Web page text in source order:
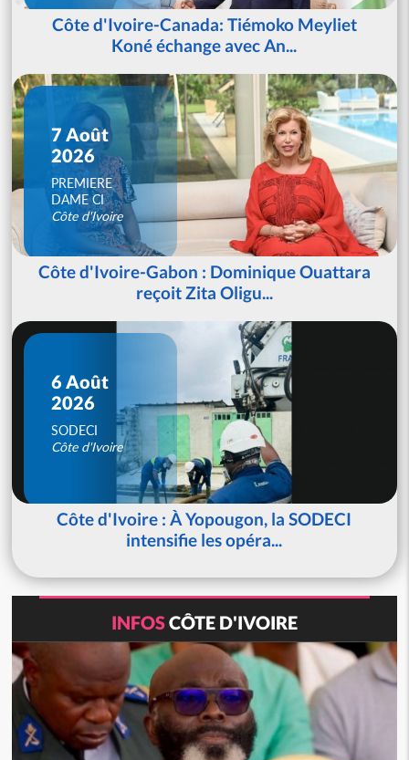
Côte d'Ivoire-Canada: Tiémoko Meyliet
Koné échange avec An...
7 Août
2026
PREMIERE
DAME CI
Côte d'Ivoire
Côte d'Ivoire-Gabon : Dominique Ouattara
reçoit Zita Oligu...
6 Août
2026
SODECI
Côte d'Ivoire
Côte d'Ivoire : À Yopougon, la SODECI
intensifie les opéra...
INFOSCÔTE D'IVOIRE